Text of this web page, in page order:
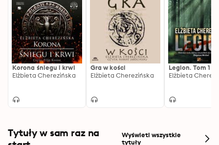
Korona śniegu i krwi
Elżbieta Cherezińska
Gra w kości
Elżbieta Cherezińska
Legion. Tom 1
Elżbieta
Tytuły w sam raz na
Wyświetl wszystkie
tytuły